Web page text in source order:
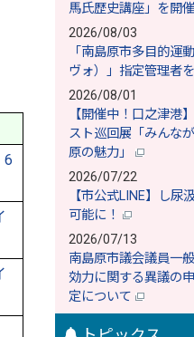
6
馬氏歴史講座」を開
2026/08/03
「南島原市多目的運
ヴォ）」指定管理者
2026/08/01
【開催中！口之津港
スト巡回展「みんな
原の魅力」
2026/07/22
【市公式LINE】し尿
可能に！
2026/07/13
南島原市議会議員一
効力に関する異議の
定について